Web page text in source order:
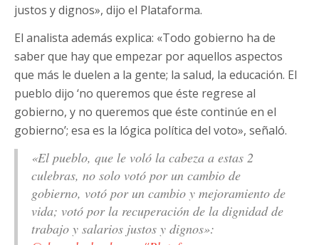
justos y dignos», dijo el Plataforma.
El analista además explica: «Todo gobierno ha de
saber que hay que empezar por aquellos aspectos
que más le duelen a la gente; la salud, la educación. El
pueblo dijo ‘no queremos que éste regrese al
gobierno, y no queremos que éste continúe en el
gobierno’; esa es la lógica política del voto», señaló.
«El pueblo, que le voló la cabeza a estas 2
culebras, no solo votó por un cambio de
gobierno, votó por un cambio y mejoramiento de
vida; votó por la recuperación de la dignidad de
trabajo y salarios justos y dignos»: